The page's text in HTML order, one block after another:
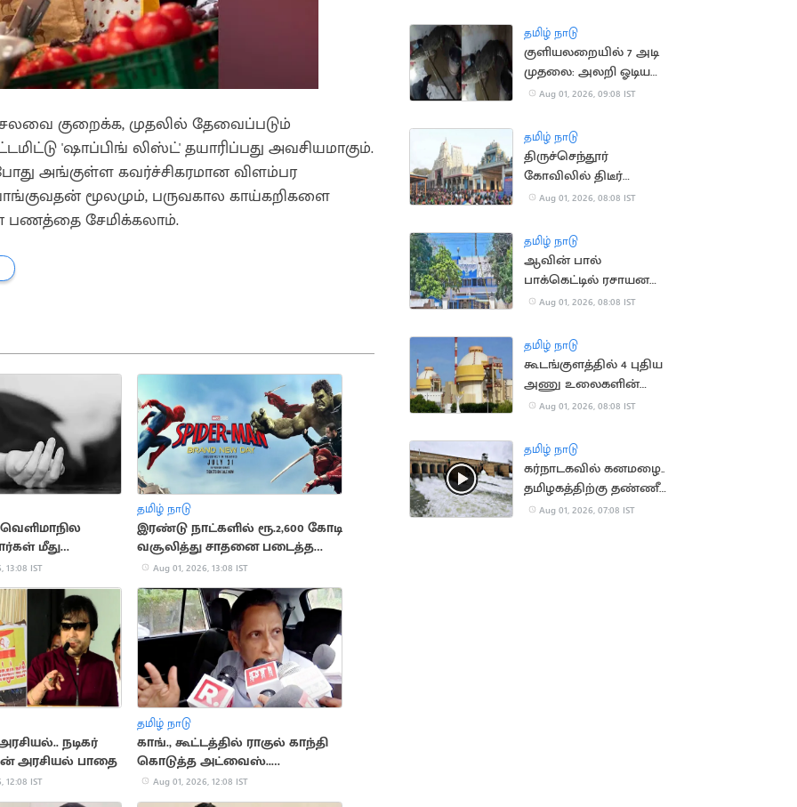
குறைக்க, முதலில் தேவைப்படும்
'ஷாப்பிங் லிஸ்ட்' தயாரிப்பது அவசியமாகும்.
அங்குள்ள கவர்ச்சிகரமான விளம்பர
மூலமும், பருவகால காய்கறிகளை
பணத்தை சேமிக்கலாம்.
மீது
இருவர் பலி
13:08 IST
தமிழ் நாடு
இரண்டு நாட்களில் ரூ.2,600 கோடி
வசூலித்து சாதனை படைத்த
“ஸ்பைடர்மேன்”
Aug 01, 2026, 13:08 IST
நடிகர்
அரசியல் பாதை
12:08 IST
தமிழ் நாடு
காங்., கூட்டத்தில் ராகுல் காந்தி
கொடுத்த அட்வைஸ்..
எம்.பி.பிரவீன் சக்கரவர்த்தி
விளக்கம்
Aug 01, 2026, 12:08 IST
தமிழ் நாடு
குளியலறையில் 7 அடி
முதலை: அலறி ஓடிய
குடும்பத்தினர்
Aug 01, 2026, 09:08 IST
தமிழ் நாடு
திருச்செந்தூர்
கோவிலில் திடீர்
நேரக்கட்டுப்பாடு..
Aug 01, 2026, 08:08 IST
தமிழ் நாடு
ஆவின் பால்
பாக்கெட்டில் ரசாயன
நெடி.. பொதுமக்கள்
Aug 01, 2026, 08:08 IST
தமிழ் நாடு
கூடங்குளத்தில் 4 புதிய
அணு உலைகளின்
திட்டச் செலவு 55
Aug 01, 2026, 08:08 IST
தமிழ் நாடு
கர்நாடகவில் கனமழை..
தமிழகத்திற்கு தண்ணீர்
திறக்க வாய்ப்பு
Aug 01, 2026, 07:08 IST